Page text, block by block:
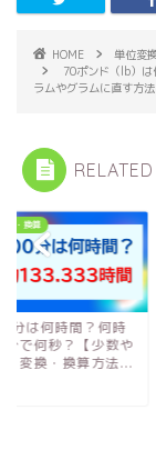
HOME
単位変
70ポンド（lb）
ラムやグラムに直す方法
換・換算
分は何時間？何時
分で何秒？【少数や
：変換・換算方法...